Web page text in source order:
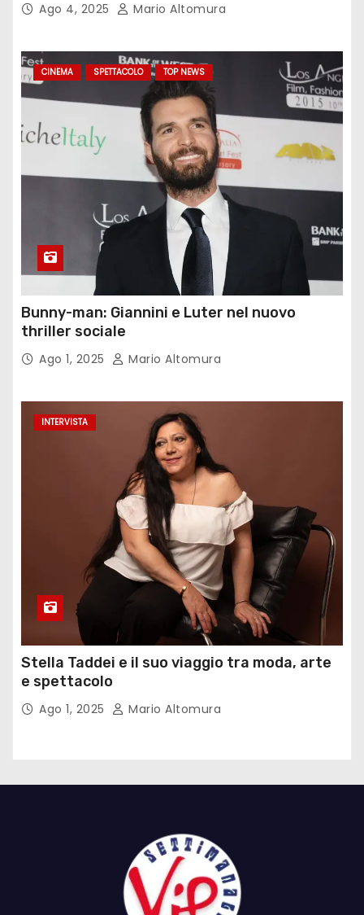
Ago 4, 2025 Mario Altomura
CINEMA SPETTACOLO TOP NEWS
Bunny-man: Giannini e Luter nel nuovo
thriller sociale
Ago 1, 2025 Mario Altomura
INTERVISTA
Stella Taddei e il suo viaggio tra moda, arte
e spettacolo
Ago 1, 2025 Mario Altomura